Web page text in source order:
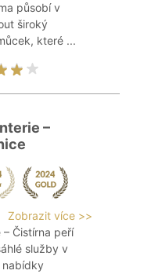
působí v
široký
které ...
–
Zobrazit více >>
Čistírna peří
služby v